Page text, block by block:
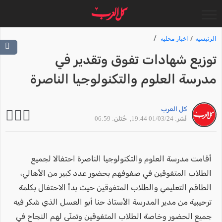
الرئيسية اخبار محلية
توزيع شهادات تفوق وتقدير في
مدرسة العلوم والتكنولوجيا الناصرة
كل العرب
نُشر: 01/03/24 19:44
, حُتلن: 06:59
أقامت مدرسة العلوم والتكنولوجيا الناصرة احتفالا لجميع
الطلاب المتفوقين في صفوفهم بحضور عدد كبير من الأهالي،
الطاقم التعليمي والطلاب المتفوقين حيث بدأ الاحتفال بكلمة
ترحيبية من مدير المدرسة الأستاذ حنا أبو العسل الذي شكر فيه
جميع الحضور وخاصة الطلاب المتفوقين وتمنّى لهم النجاح في